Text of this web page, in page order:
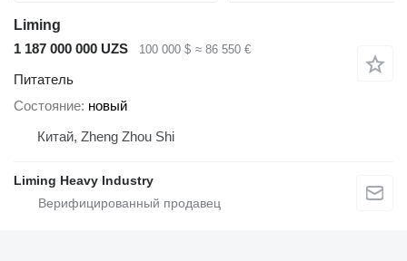
Liming
1 187 000 000 UZS
100 000 $ ≈ 86 550 €
Питатель
Состояние новый
Китай, Zheng Zhou Shi
Liming Heavy Industry